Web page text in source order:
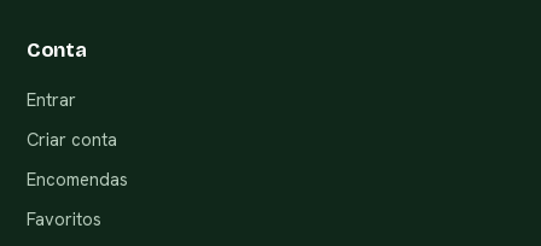
Conta
Entrar
Criar conta
Encomendas
Favoritos